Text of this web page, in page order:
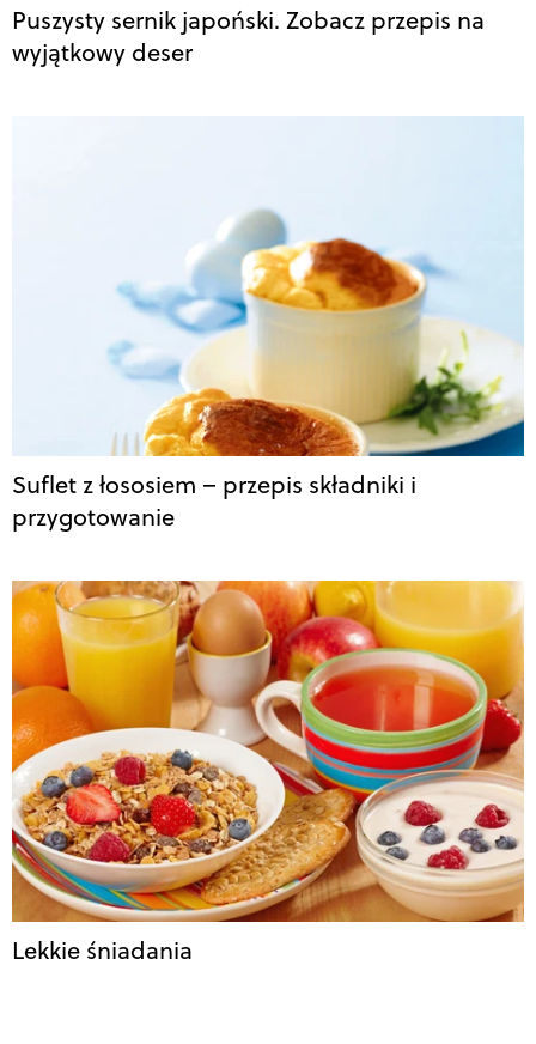
Puszysty sernik japoński. Zobacz przepis na
wyjątkowy deser
Suflet z łososiem – przepis składniki i
przygotowanie
Lekkie śniadania